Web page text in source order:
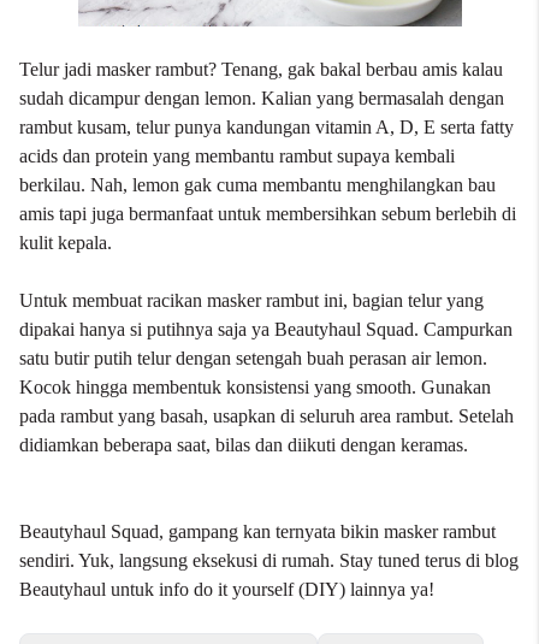
Telur jadi masker rambut? Tenang, gak bakal berbau amis kalau
sudah dicampur dengan lemon. Kalian yang bermasalah dengan
rambut kusam, telur punya kandungan vitamin A, D, E serta fatty
acids dan protein yang membantu rambut supaya kembali
berkilau. Nah, lemon gak cuma membantu menghilangkan bau
amis tapi juga bermanfaat untuk membersihkan sebum berlebih di
kulit kepala.
Untuk membuat racikan masker rambut ini, bagian telur yang
dipakai hanya si putihnya saja ya Beautyhaul Squad. Campurkan
satu butir putih telur dengan setengah buah perasan air lemon.
Kocok hingga membentuk konsistensi yang smooth. Gunakan
pada rambut yang basah, usapkan di seluruh area rambut. Setelah
didiamkan beberapa saat, bilas dan diikuti dengan keramas.
Beautyhaul Squad, gampang kan ternyata bikin masker rambut
sendiri. Yuk, langsung eksekusi di rumah. Stay tuned terus di blog
Beautyhaul untuk info do it yourself (DIY) lainnya ya!